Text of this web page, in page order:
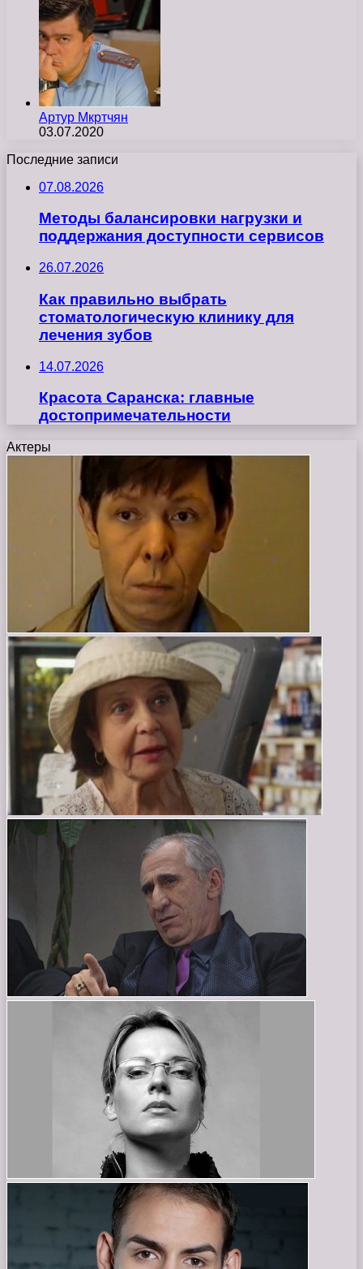
Артур Мкртчян
03.07.2020
Последние записи
07.08.2026
Методы балансировки нагрузки и
поддержания доступности сервисов
26.07.2026
Как правильно выбрать
стоматологическую клинику для
лечения зубов
14.07.2026
Красота Саранска: главные
достопримечательности
Актеры